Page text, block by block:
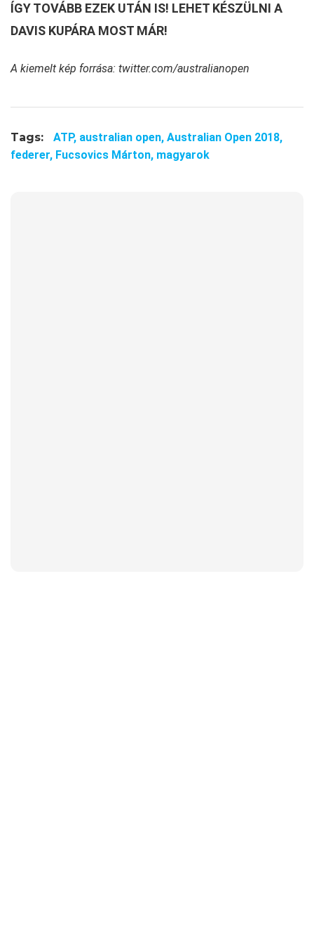
ÍGY TOVÁBB EZEK UTÁN IS! LEHET KÉSZÜLNI A
DAVIS KUPÁRA MOST MÁR!
A kiemelt kép forrása: twitter.com/australianopen
Tags: ATP, australian open, Australian Open 2018,
federer, Fucsovics Márton, magyarok